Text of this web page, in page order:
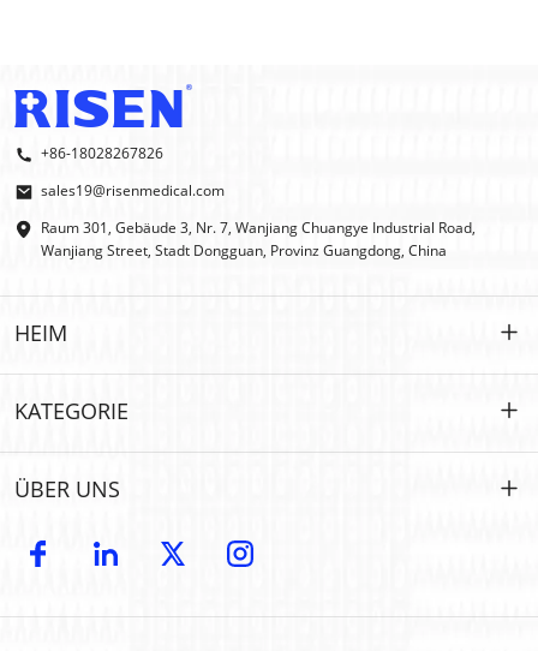
+86-18028267826
sales19@risenmedical.com
Raum 301, Gebäude 3, Nr. 7, Wanjiang Chuangye Industrial Road,
Wanjiang Street, Stadt Dongguan, Provinz Guangdong, China
HEIM
HEIM
PRODUKTE
OEM- und ODM-Modelle
GROSSHANDEL
KATEGORIE
Maßgeschneidert
ÜBER UNS
Einführung